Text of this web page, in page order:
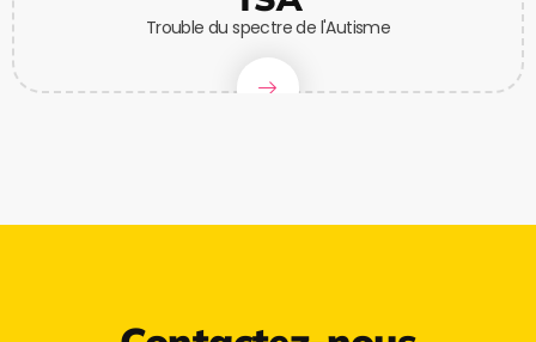
Trouble du spectre de l'Autisme